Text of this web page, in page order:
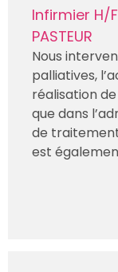
Infirmier H/F
PASTEUR
Nous
palliatives,
réalisation
que dans
de
est